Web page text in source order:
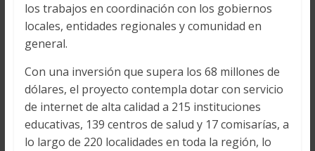
los trabajos en coordinación con los gobiernos
locales, entidades regionales y comunidad en
general.
Con una inversión que supera los 68 millones de
dólares, el proyecto contempla dotar con servicio
de internet de alta calidad a 215 instituciones
educativas, 139 centros de salud y 17 comisarías, a
lo largo de 220 localidades en toda la región, lo